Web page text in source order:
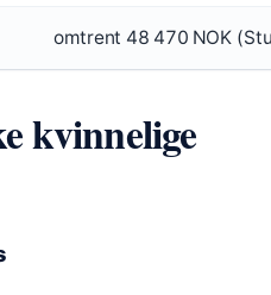
omtrent 48 470 NOK
kvinnelige